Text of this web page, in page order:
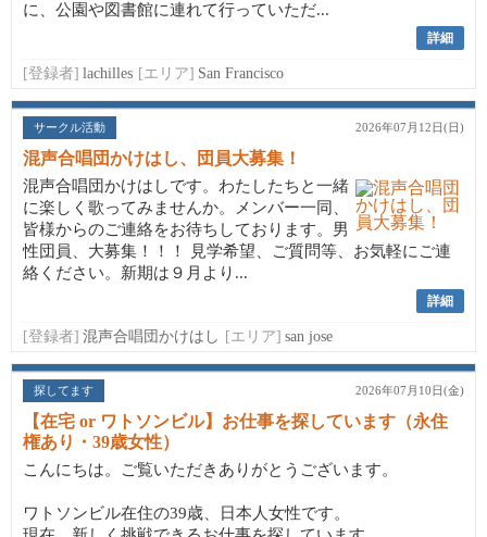
に、公園や図書館に連れて行っていただ...
詳細
[登録者] lachilles [エリア] San Francisco
サークル活動 2026年07月12日(日)
混声合唱団かけはし、団員大募集！
混声合唱団かけはしです。わたしたちと一緒
に楽しく歌ってみませんか。メンバー一同、
皆様からのご連絡をお待ちしております。男
性団員、大募集！！！ 見学希望、ご質問等、お気軽にご連
絡ください。新期は９月より...
詳細
[登録者] 混声合唱団かけはし [エリア] san jose
探してます 2026年07月10日(金)
【在宅 or ワトソンビル】お仕事を探しています（永住
権あり・39歳女性）
こんにちは。ご覧いただきありがとうございます。
ワトソンビル在住の39歳、日本人女性です。